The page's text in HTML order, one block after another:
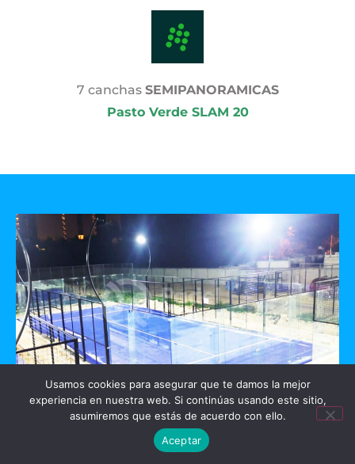
7 canchas SEMIPANORAMICAS
Pasto Verde SLAM 20
GO PADEL
Usamos cookies para asegurar que te damos la mejor
experiencia en nuestra web. Si continúas usando este sitio,
asumiremos que estás de acuerdo con ello.
Aceptar